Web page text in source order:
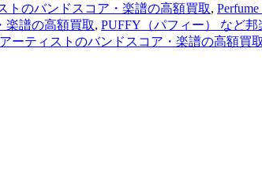
トのバンドスコア・楽譜の高額買取,
楽譜の高額買取, PUFFY（パフィー） など
ーティストのバンドスコア・楽譜の高額買取